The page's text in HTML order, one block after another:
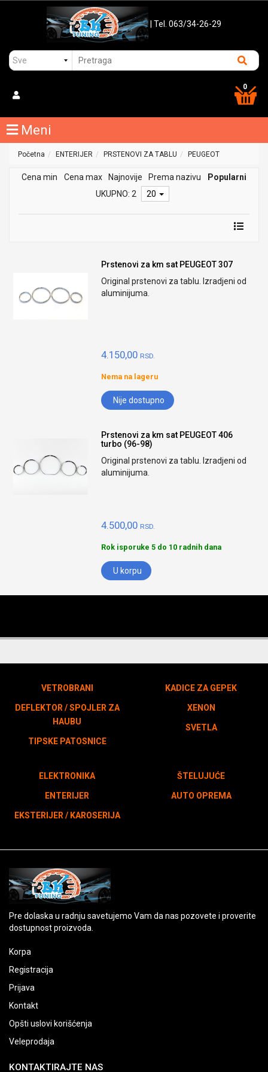
| Tel. 063/34-26-29
0
Meni
Početna ENTERIJER PRSTENOVI ZA TABLU PEUGEOT
Cena min Cena max Najnovije Prema nazivu
Popularni
UKUPNO: 2
20
Prstenovi za km sat PEUGEOT 307
Original prstenovi za tablu. Izradjeni od
aluminijuma.
4.150,00 RSD.
Nema na lageru
Nije dostupno
Prstenovi za km sat PEUGEOT 406
turbo (96-98)
Original prstenovi za tablu. Izradjeni od
aluminijuma.
4.500,00 RSD.
Rok isporuke 5 do 10 radnih dana
U korpu
VETROBRANI
DEFLEKTOR / SPOJLER ZA
HAUBU
TIPSKE PATOSNICE
KADICE ZA GEPEK
XENON
SVETLA
ELEKTRONIKA
ENTERIJER
EKSTERIJER / KAROSERIJA
ŠTELUJUĆE
AUTO OPREMA
Pre dolaska u radnju savetujemo Vam da nas pozovete i proverite
dostupnost proizvoda.
Korpa
Registracija
Prijava
Kontakt
Opšti uslovi korišćenja
Veleprodaja
KONTAKTIRAJTE NAS